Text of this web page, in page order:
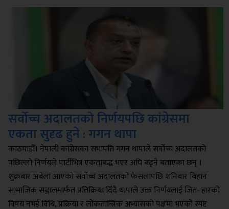
सर्वोच्च अदालतको निर्णयपछि कांग्रेसमा
एकता सुदृढ हुने : गगन थापा
काठमाडौँ। नेपाली कांग्रेसका सभापति गगन थापाले सर्वोच्च अदालतको
पछिल्लो निर्णयले पार्टीभित्र एकताबद्ध भएर अघि बढ्ने बताएका छन् ।
शुक्रबार अबेला आएको सर्वोच्च अदालतको फैसलापछि शनिबार बिहान
सामाजिक सञ्जालमार्फत प्रतिक्रिया दिँदै थापाले उक्त निर्णयलाई जित–हारको
विषय नभई विधि, प्रक्रिया र लोकतान्त्रिक अभ्यासको पक्षमा भएको स्पष्ट